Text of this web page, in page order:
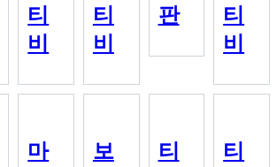
티
비
티
비
판
티
비
마
보
티
티